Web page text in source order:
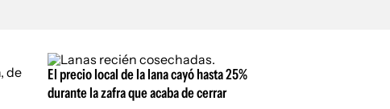
Publicaciones
Newsletters
El precio local de la lana cayó hasta 25%
durante la zafra que acaba de cerrar